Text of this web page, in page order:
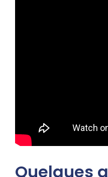
Quelques